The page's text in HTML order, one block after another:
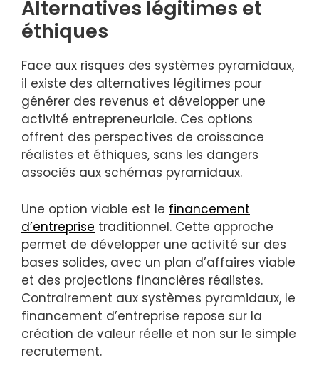
Alternatives légitimes et
éthiques
Face aux risques des systèmes pyramidaux,
il existe des alternatives légitimes pour
générer des revenus et développer une
activité entrepreneuriale. Ces options
offrent des perspectives de croissance
réalistes et éthiques, sans les dangers
associés aux schémas pyramidaux.
Une option viable est le financement
d’entreprise traditionnel. Cette approche
permet de développer une activité sur des
bases solides, avec un plan d’affaires viable
et des projections financières réalistes.
Contrairement aux systèmes pyramidaux, le
financement d’entreprise repose sur la
création de valeur réelle et non sur le simple
recrutement.